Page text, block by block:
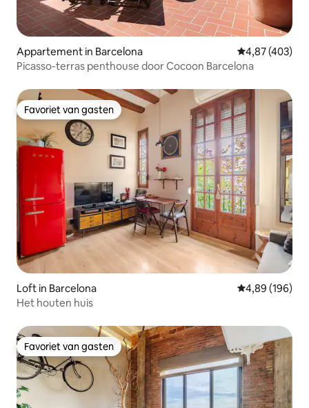
Appartement in Barcelona Gemiddelde
4,87 (403)
Picasso-terras penthouse door Cocoon Barcelona
Favoriet van gasten
Favoriet van gasten
Loft in Barcelona Gemiddelde
4,89 (196)
Het houten huis
Favoriet van gasten
Favoriet van gasten